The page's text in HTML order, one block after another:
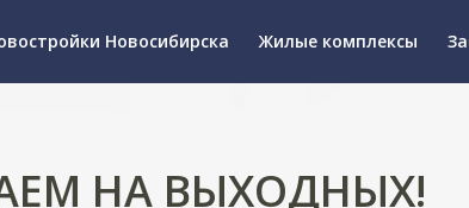
Новосибирска Жилые комплексы
НА ВЫХОДНЫХ!